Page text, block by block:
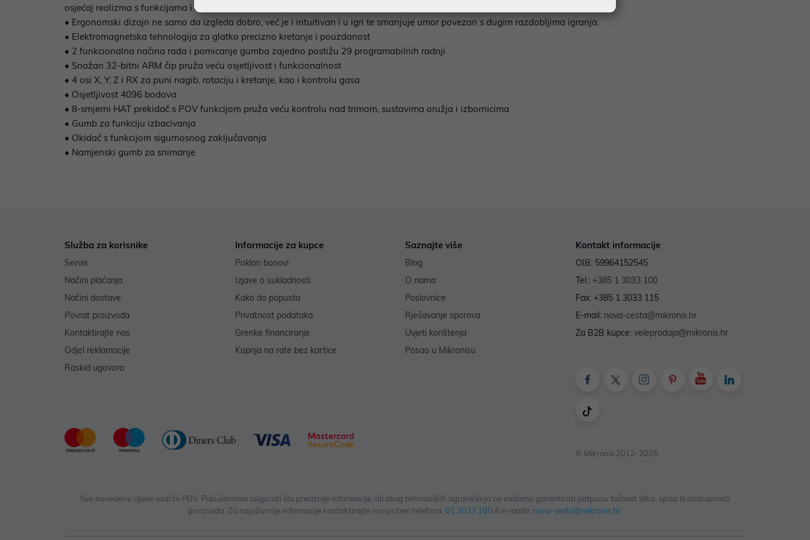
osjećaj realizma s funkcijama i načinima pomicanja gumba za postizanje 29 programabilnih radnji.
• Ergonomski dizajn ne samo da izgleda dobro, već je i intuitivan i u igri te smanjuje umor povezan s dugim razdobljima igranja.
• Elektromagnetska tehnologija za glatko precizno kretanje i pouzdanost
• 2 funkcionalna načina rada i pomicanje gumba zajedno postižu 29 programabilnih radnji
• Snažan 32-bitni ARM čip pruža veću osjetljivost i funkcionalnost
• 4 osi X, Y, Z i RX za puni nagib, rotaciju i kretanje, kao i kontrolu gasa
• Osjetljivost 4096 bodova
• 8-smjerni HAT prekidač s POV funkcijom pruža veću kontrolu nad trimom, sustavima oružja i izbornicima
• Gumb za funkciju izbacivanja
• Okidač s funkcijom sigurnosnog zaključavanja
• Namjenski gumb za snimanje
Služba za korisnike
Servis
Načini plaćanja
Načini dostave
Povrat proizvoda
Kontaktirajte nas
Odjel reklamacije
Raskid ugovora
Informacije za kupce
Poklon bonovi
Izjave o sukladnosti
Kako do popusta
Privatnost podataka
Grenke financiranje
Kupnja na rate bez kartice
Saznajte više
Blog
O nama
Poslovnice
Rješavanje sporova
Uvjeti korištenja
Posao u Mikronisu
Kontakt informacije
OIB: 59964152545
Tel.: +385 1 3033 100
Fax: +385 1 3033 115
E-mail: nova-cesta@mikronis.hr
Za B2B kupce: veleprodaja@mikronis.hr
© Mikronis 2012-2026
Sve navedene cijene sadrže PDV. Pokušavamo osigurati što preciznije informacije, ali zbog tehnoloških ograničenja ne možemo garantirati potpunu točnost slika, opisa ili dostupnosti
proizvoda. Za najažurnije informacije kontaktirajte nas putem telefona: 01 3033 100 ili e-maila: nova-cesta@mikronis.hr.